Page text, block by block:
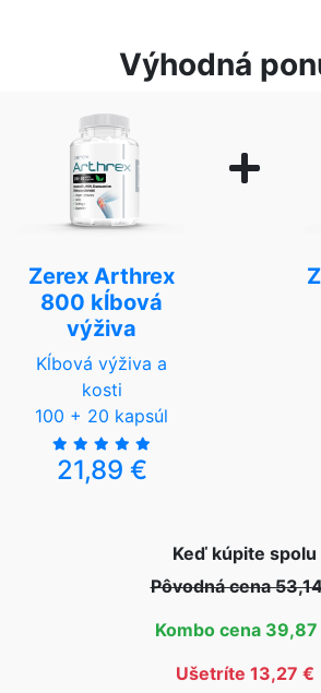
Výhodná
Zerex Arthrex
800 kĺbová
výživa
Kĺbová výživa a
kosti
100 + 20 kapsúl
21,89 €
Keď kúpite spolu
Pôvodná cena
Kombo cena 39,87
Ušetríte 13,27 €